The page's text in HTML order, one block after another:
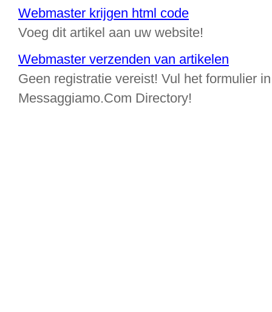
Webmaster krijgen html code
Voeg dit artikel aan uw website!
Webmaster verzenden van artikelen
Geen registratie vereist! Vul het formulier
Messaggiamo.Com Directory!